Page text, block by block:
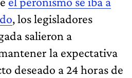
, los legisladores
salieron a
la expectativa
deseado a 24 horas de